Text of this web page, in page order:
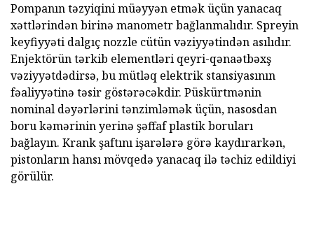
Pompanın təzyiqini müəyyən etmək üçün yanacaq
xəttlərindən birinə manometr bağlanmalıdır. Spreyin
keyfiyyəti dalgıç nozzle cütün vəziyyətindən asılıdır.
Enjektörün tərkib elementləri qeyri-qənaətbəxş
vəziyyətdədirsə, bu mütləq elektrik stansiyasının
fəaliyyətinə təsir göstərəcəkdir. Püskürtmənin
nominal dəyərlərini tənzimləmək üçün, nasosdan
boru kəmərinin yerinə şəffaf plastik boruları
bağlayın. Krank şaftını işarələrə görə kaydırarkən,
pistonların hansı mövqedə yanacaq ilə təchiz edildiyi
görülür.